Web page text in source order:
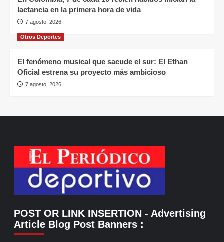
lactancia en la primera hora de vida
7 agosto, 2026
Otros Deportes
El fenómeno musical que sacude el sur: El Ethan
Oficial estrena su proyecto más ambicioso
7 agosto, 2026
POST OR LINK INSERTION - Advertising
Article Blog Post Banners :